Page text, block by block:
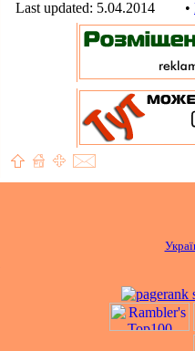
Last updated: 5.04.2014 •